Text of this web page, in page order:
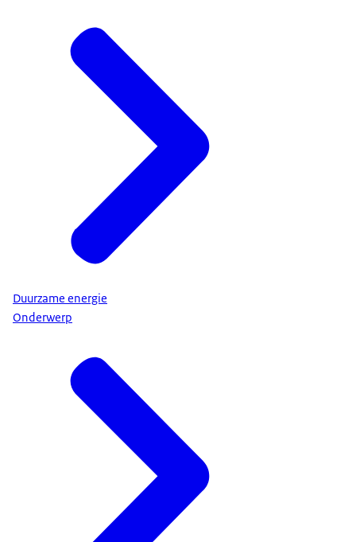
Duurzame energie
Onderwerp